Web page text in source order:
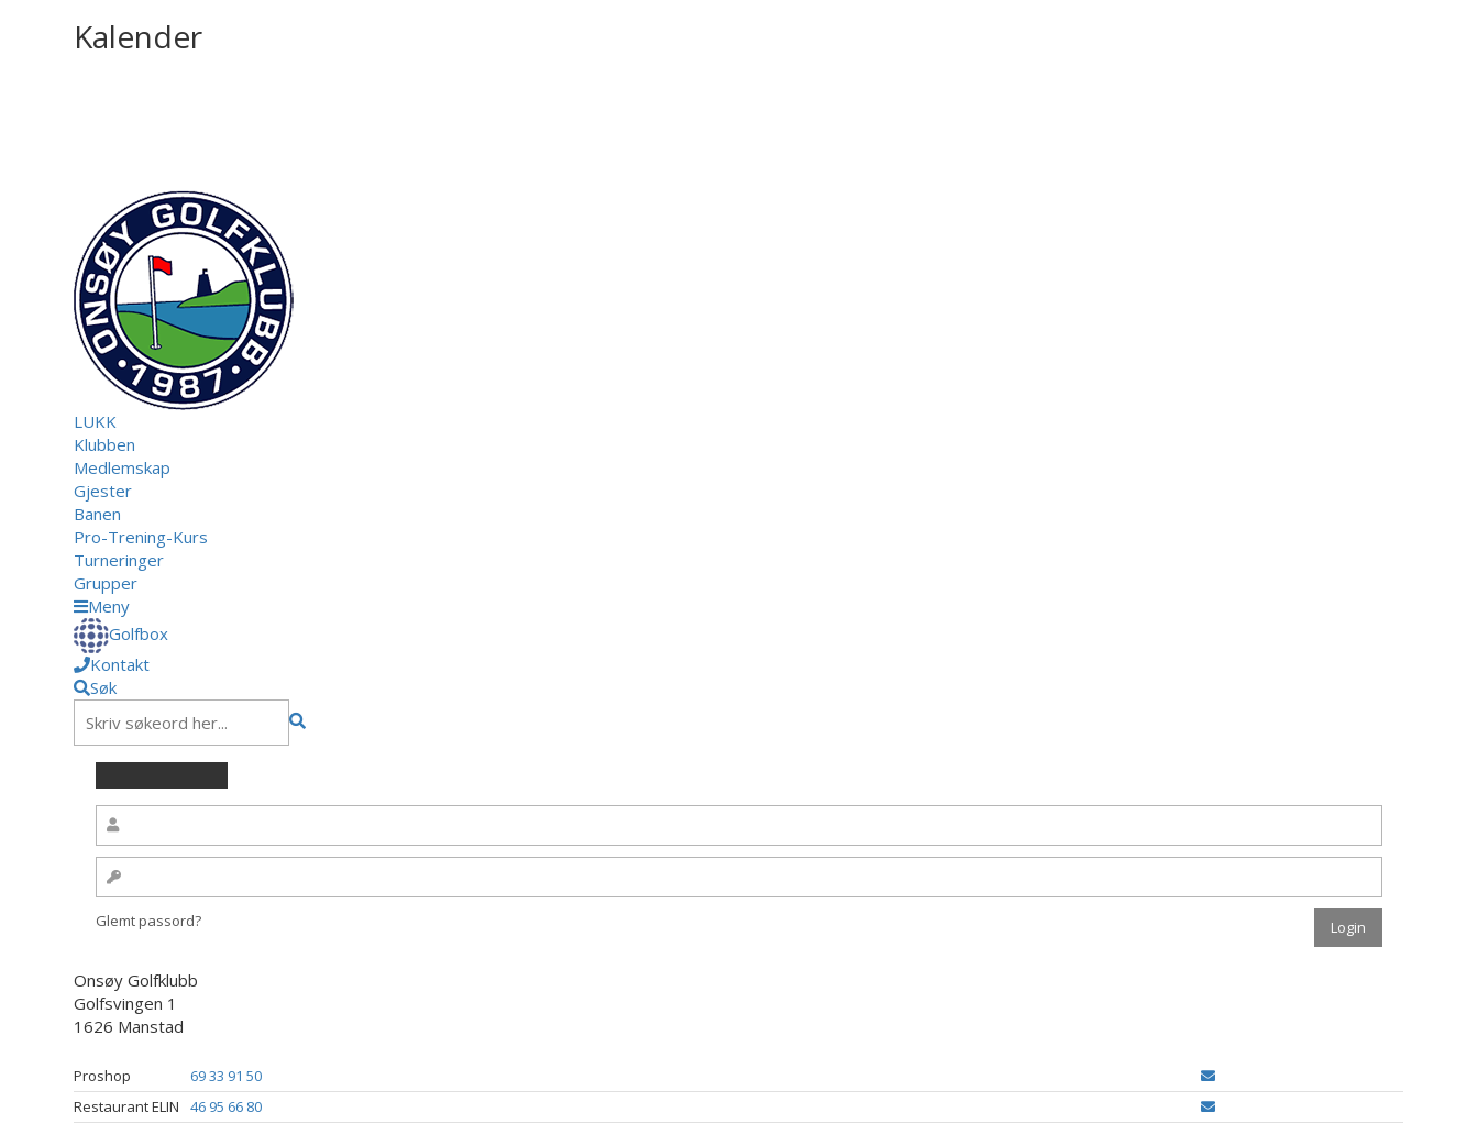
Kalender
LUKK
Klubben
Medlemskap
Gjester
Banen
Pro-Trening-Kurs
Turneringer
Grupper
Meny
Golfbox
Kontakt
Søk
Glemt passord?
Onsøy Golfklubb
Golfsvingen 1
1626 Manstad
Proshop
69 33 91 50
Restaurant ELIN
46 95 66 80